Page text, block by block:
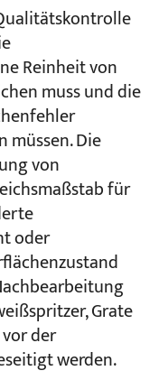
Reinheit von
muss und die
müssen. Die
von
für
oder
Grate
der
werden.